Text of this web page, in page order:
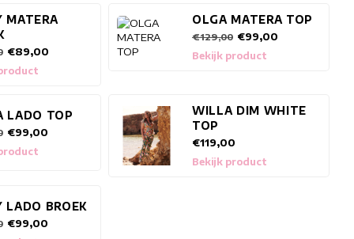
MATERA
€89,00
OLGA MATERA TOP
€129,00 €99,00
Bekijk product
LADO TOP
€99,00
WILLA DIM WHITE
TOP
€119,00
Bekijk product
LADO BROEK
€99,00